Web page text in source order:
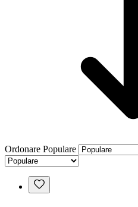
Ordonare Populare